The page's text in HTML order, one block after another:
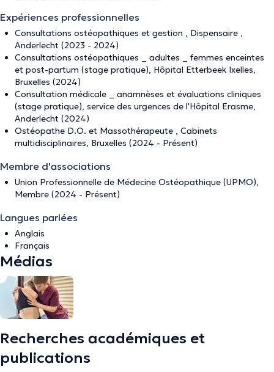
Expériences professionnelles
Consultations ostéopathiques et gestion , Dispensaire ,
Anderlecht (2023 - 2024)
Consultations ostéopathiques _ adultes _ femmes enceintes
et post-partum (stage pratique), Hôpital Etterbeek Ixelles,
Bruxelles (2024)
Consultation médicale _ anamnèses et évaluations cliniques
(stage pratique), service des urgences de l'Hôpital Erasme,
Anderlecht (2024)
Ostéopathe D.O. et Massothérapeute , Cabinets
multidisciplinaires, Bruxelles (2024 - Présent)
Membre d'associations
Union Professionnelle de Médecine Ostéopathique (UPMO),
Membre (2024 - Présent)
Langues parlées
Anglais
Français
Médias
Recherches académiques et
publications